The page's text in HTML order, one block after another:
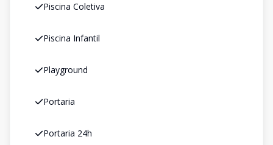
Piscina Coletiva
Piscina Infantil
Playground
Portaria
Portaria 24h